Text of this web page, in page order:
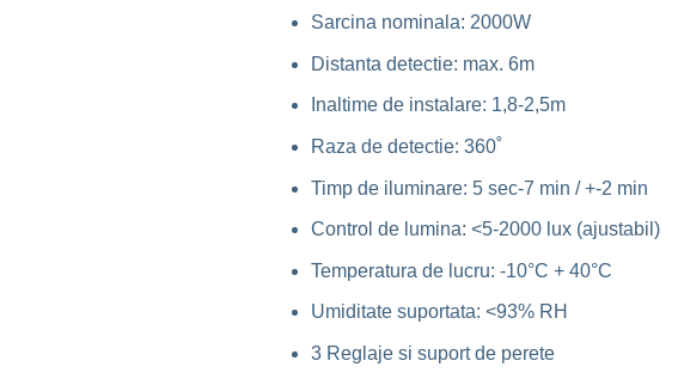
Sarcina nominala: 2000W
Distanta detectie: max. 6m
Inaltime de instalare: 1,8-2,5m
Raza de detectie: 360˚
Timp de iluminare: 5 sec-7 min / +-2 min
Control de lumina: <5-2000 lux (ajustabil)
Temperatura de lucru: -10°C + 40°C
Umiditate suportata: <93% RH
3 Reglaje si suport de perete